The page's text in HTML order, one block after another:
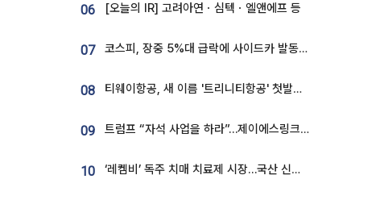
06 [오늘의 IR] 고려아연ㆍ심텍ㆍ엘앤에프 등
07 코스피, 장중 5%대 급락에 사이드카 발동…삼성·SK 동반 폭락
08 티웨이항공, 새 이름 '트리니티항공' 첫발…SSC 전략 본격화
09 트럼프 “자석 사업을 하라”…제이에스링크, 비중국 영구자석 공급망 구축 속도
10 ‘레켐비’ 독주 치매 치료제 시장…국산 신약 등장하나